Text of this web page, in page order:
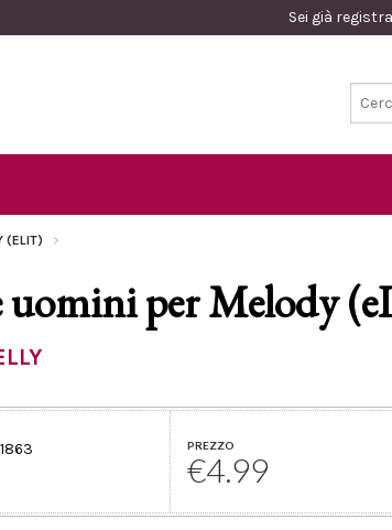
Sei già
(ELIT)
per Melody
PREZZO
€4.99